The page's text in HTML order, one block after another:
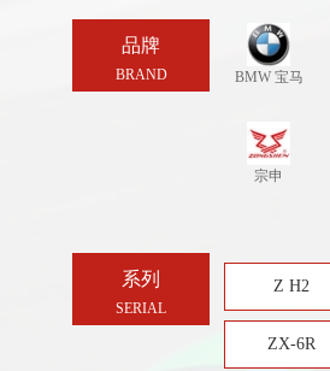
品牌
BRAND BMW 宝马
宗申
系列
SERIAL
Z H2
ZX-6R